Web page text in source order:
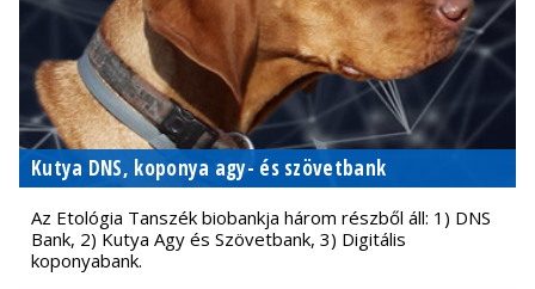
Kutya DNS, koponya agy- és szövetbank
Az Etológia Tanszék biobankja három részből áll: 1) DNS
Bank, 2) Kutya Agy és Szövetbank, 3) Digitális
koponyabank.